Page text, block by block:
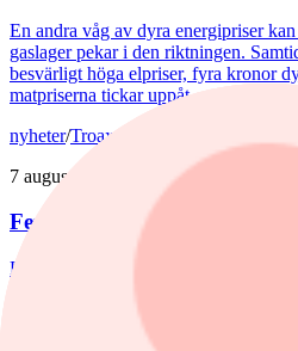
En andra våg av dyra energipriser
gaslager pekar i den riktningen.
besvärligt höga elpriser, fyra kronor
matpriserna tickar uppåt.
nyheter/Troax
7 augusti, 08:48
Fem aktier som tog revansch
Rapportperioden väckte liv i flera av